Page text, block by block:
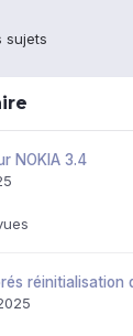
sujets
NOKIA 3.4
réinitialisation